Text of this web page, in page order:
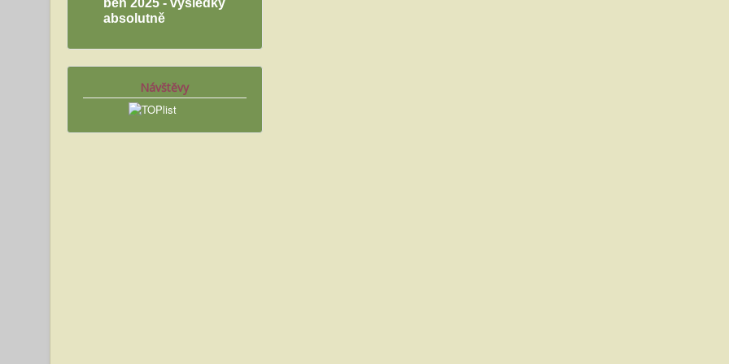
absolutně
Návštěvy